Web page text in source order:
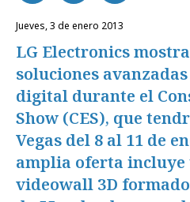
jueves, 3 de enero 2013
LG Electronics
soluciones
digital durante el
Show (CES), que
Vegas del 8 al 11 de
amplia oferta incluye
videowall 3D